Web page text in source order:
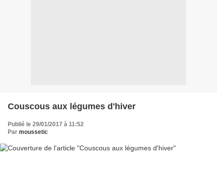
Couscous aux légumes d'hiver
Publié le 29/01/2017 à 11:52
Par moussetic